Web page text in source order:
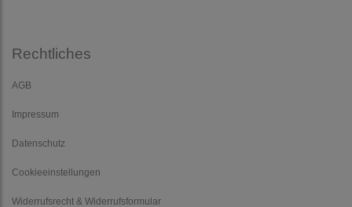
Rechtliches
AGB
Impressum
Datenschutz
Cookieeinstellungen
Widerrufsrecht & Widerrufsformular